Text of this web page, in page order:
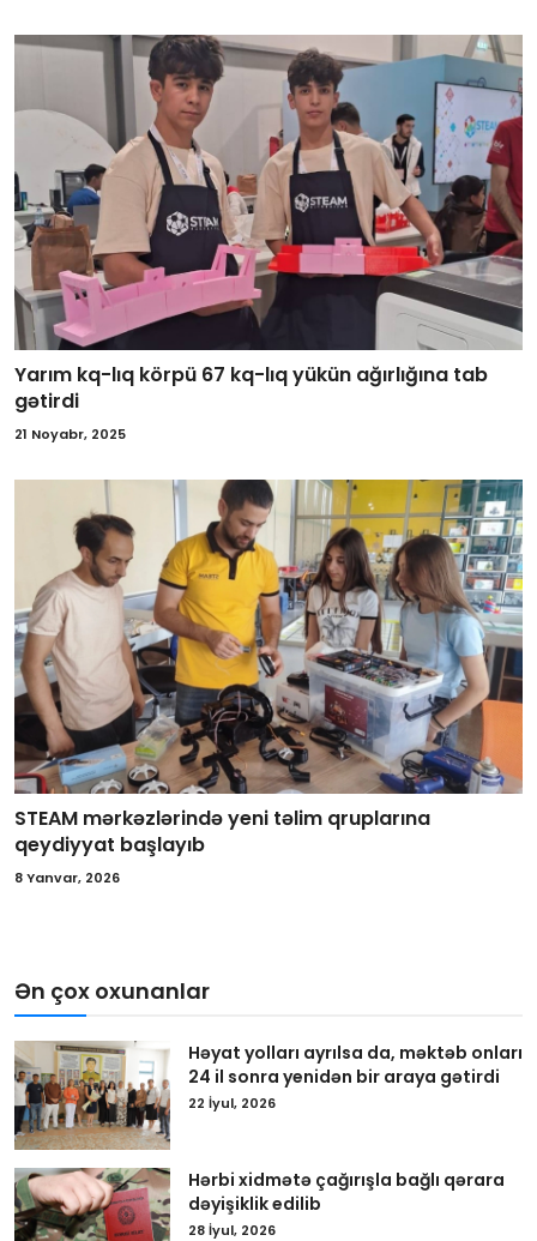
Yarım kq-lıq körpü 67 kq-lıq yükün ağırlığına tab
gətirdi
21 Noyabr, 2025
STEAM mərkəzlərində yeni təlim qruplarına
qeydiyyat başlayıb
8 Yanvar, 2026
Ən çox oxunanlar
Həyat yolları ayrılsa da, məktəb onları
24 il sonra yenidən bir araya gətirdi
22 İyul, 2026
Hərbi xidmətə çağırışla bağlı qərara
dəyişiklik edilib
28 İyul, 2026